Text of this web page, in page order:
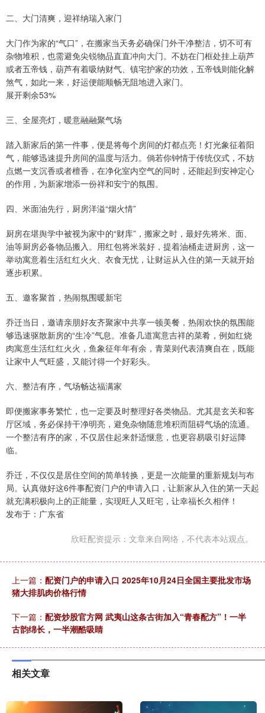
二、大门清爽，迎祥纳瑞入家门
大门作为家的“气口”，在搬家当天务必确保门外干净整洁，切不可有
杂物堆积，也需避免尖锐物品直直冲向大门。不妨在门框处挂上葫芦
或者五帝钱，葫芦有着吸纳财气、镇宅护家的功效，五帝钱则能化解
煞气，如此一来，好运便能顺畅无阻地进入家门。
展开剩余53%
三、全屋亮灯，暖意融融聚气场
踏入新家后的第一件事，便是将每个房间的灯都点亮！灯光象征着阳
气，能够迅速提升房间的温度与活力。倘若你钟情于传统仪式，不妨
点燃一支沉香或者檀香，在净化室内空气的同时，还能起到安神定心
的作用，为新家增添一份祥和安宁的氛围。
四、米面油先行，厨房洋溢“烟火情”
厨房在堪舆学中被视为家中的“财库”，搬家之时，最好先将米、面、
油等厨房必备物品搬入。用红包将米装好，提着油桶走进厨房，这一
举动寓意着生活红红火火、衣食无忧，让财运从入住的第一天就开始
逐步积累。
五、邀客聚首，热闹氛围暖新宅
乔迁当日，邀请亲朋好友齐聚家中共享一顿美餐，热闹欢快的氛围能
够迅速驱散新房的“生冷”气息。准备几道寓意吉祥的菜肴，例如红烧
肉寓意生活红红火火，鱼象征年年有余，青菜则代表清爽自在，既能
让家中人气旺盛，又能讨得一个好彩头。
六、整洁有序，气场畅达福满家
即便搬家事务繁忙，也一定要及时整理好各类物品。尤其是玄关和客
厅区域，务必保持干净明亮，避免杂物随意堆积而阻碍气场的流通。
一个整洁有序的家，不仅居住起来舒适惬意，也更容易吸引好运降
临。
乔迁，不仅仅是居住空间的简单转换，更是一次能量的重新规划与布
局。认真做好这6件事配资门户的申请入口，让新家从入住的第一天起
就充满积极向上的正能量，实现旺人又旺宅，让幸福长久相伴！
发布于：广东省
欣旺配资提示：文章来自网络，不代表本站观点。
上一篇： 配资门户的申请入口 2025年10月24日全国主要批发市场
猪大排肌肉价格行情
下一篇： 配资炒股官方网 武夷山这条古街加入“青春配方”！一半
古韵绵长，一半潮酷吸睛
相关文章